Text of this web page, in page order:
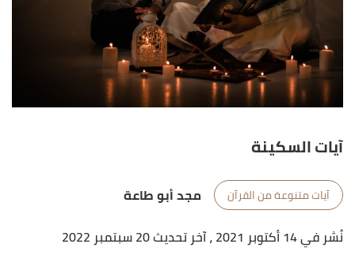
آيات السكينة
آيات متنوعة من القرآن
مجد أبو طاعة
نُشر في 14 أكتوبر 2021
، آخر تحديث 20 سبتمبر 2022